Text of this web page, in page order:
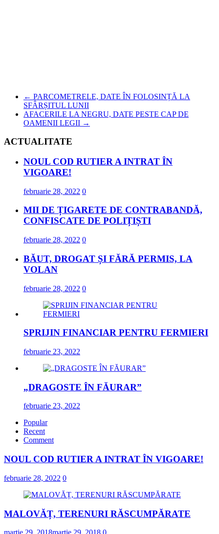
← PARCOMETRELE, DATE ÎN FOLOSINȚĂ LA
SFÂRȘITUL LUNII
AFACERILE LA NEGRU, DATE PESTE CAP DE
OAMENII LEGII →
ACTUALITATE
NOUL COD RUTIER A INTRAT ÎN
VIGOARE!
februarie 28, 2022 0
MII DE ȚIGARETE DE CONTRABANDĂ,
CONFISCATE DE POLIȚIȘTI
februarie 28, 2022 0
BĂUT, DROGAT ȘI FĂRĂ PERMIS, LA
VOLAN
februarie 28, 2022 0
SPRIJIN FINANCIAR PENTRU FERMIERI
februarie 23, 2022
„DRAGOSTE ÎN FĂURAR”
februarie 23, 2022
Popular
Recent
Comment
NOUL COD RUTIER A INTRAT ÎN VIGOARE!
februarie 28, 2022 0
MALOVĂȚ, TERENURI RĂSCUMPĂRATE